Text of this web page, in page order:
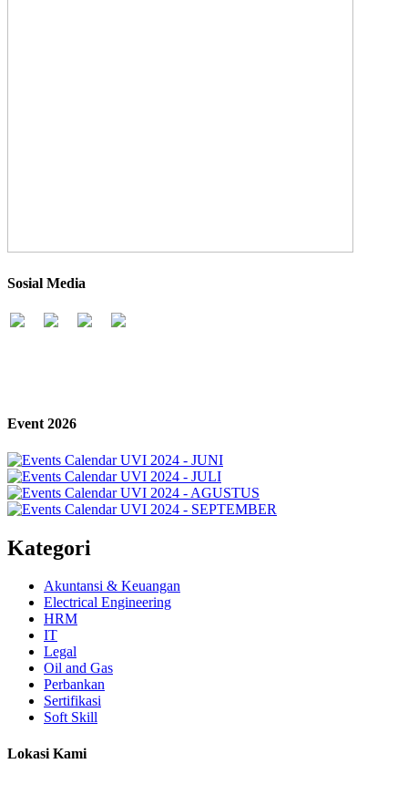
Sosial Media
Event 2026
Kategori
Akuntansi & Keuangan
Electrical Engineering
HRM
IT
Legal
Oil and Gas
Perbankan
Sertifikasi
Soft Skill
Lokasi Kami